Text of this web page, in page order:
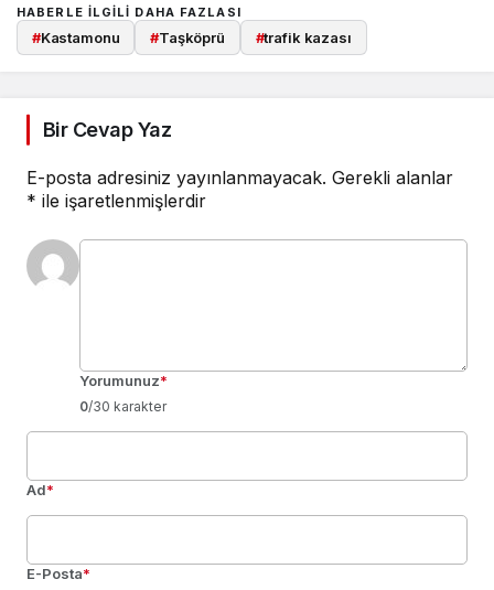
HABERLE ILGILI DAHA FAZLASI
#Kastamonu #Taşköprü #trafik kazası
Bir Cevap Yaz
E-posta adresiniz yayınlanmayacak. Gerekli alanlar
* ile işaretlenmişlerdir
Yorumunuz*
0/30 karakter
Ad*
E-Posta*